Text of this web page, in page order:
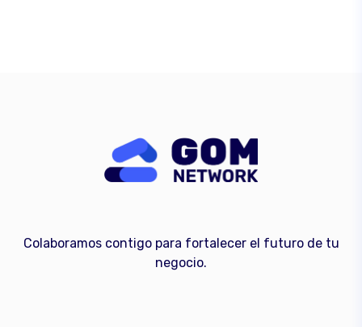
Colaboramos contigo para fortalecer el futuro de tu
negocio.